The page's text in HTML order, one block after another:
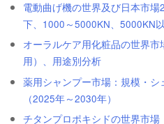
電動曲げ機の世界及び日本市
下、1000～5000KN、5000KN以
オーラルケア用化粧品の世界
用）、用途別分析
薬用シャンプー市場：規模・
（2025年～2030年）
チタンプロポキシドの世界市場